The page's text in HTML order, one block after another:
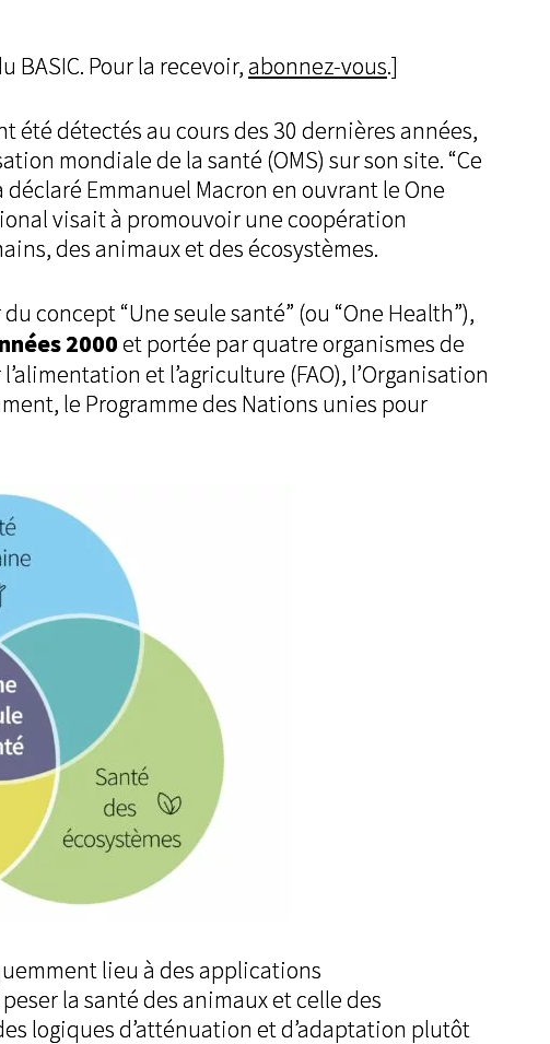
BASIC. Pour la recevoir, abonnez-vous.]
été détectés au cours des 30 dernières années,
mondiale de la santé (OMS) sur son site. “Ce
Emmanuel Macron en ouvrant le One
visait à promouvoir une coopération
des animaux et des écosystèmes.
concept “Une seule santé” (ou “One Health”),
2000et portée par quatre organismes de
et l’agriculture (FAO), l’Organisation
le Programme des Nations unies pour
lieu à des applications
la santé des animaux et celle des
logiques d’atténuation et d’adaptation plutôt